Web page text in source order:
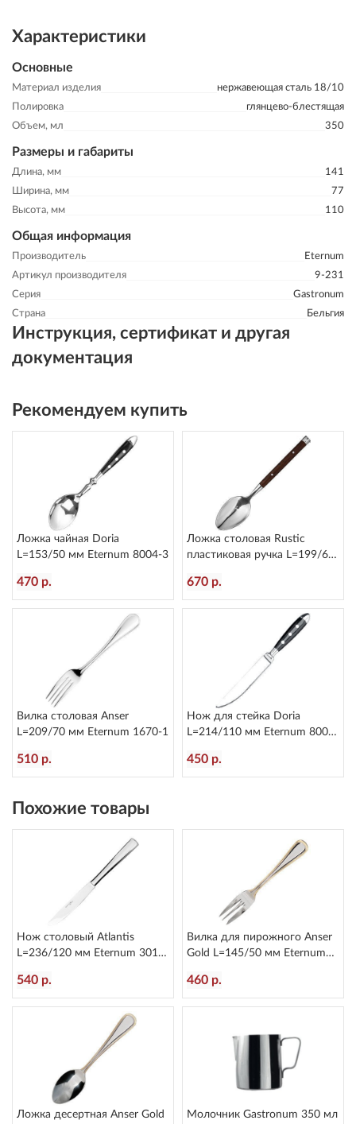
Характеристики
Основные
Материал изделия
нержавеющая сталь 18/10
Полировка
глянцево-блестящая
Объем, мл
350
Размеры и габариты
Длина, мм
141
Ширина, мм
77
Высота, мм
110
Общая информация
Производитель
Eternum
Артикул производителя
9-231
Серия
Gastronum
Страна
Бельгия
Инструкция, сертификат и другая
документация
Рекомендуем купить
Ложка чайная Doria
L=153/50 мм Eternum 8004-3
470 р.
Ложка столовая Rustic
пластиковая ручка L=199/60
670 р.
Вилка столовая Anser
L=209/70 мм Eternum 1670-1
510 р.
Нож для стейка Doria
L=214/110 мм Eternum 8004-
450 р.
Похожие товары
Нож столовый Atlantis
L=236/120 мм Eternum 3010-
540 р.
Вилка для пирожного Anser
Gold L=145/50 мм Eternum
460 р.
Ложка десертная Anser Gold
Молочник Gastronum 350 мл